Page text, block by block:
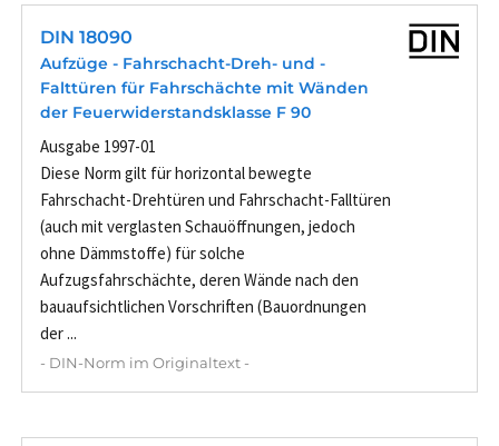
DIN 18090
Aufzüge - Fahrschacht-Dreh- und -
Falttüren für Fahrschächte mit Wänden
der Feuerwiderstandsklasse F 90
Ausgabe 1997-01
Diese Norm gilt für horizontal bewegte
Fahrschacht-Drehtüren und Fahrschacht-Falltüren
(auch mit verglasten Schauöffnungen, jedoch
ohne Dämmstoffe) für solche
Aufzugsfahrschächte, deren Wände nach den
bauaufsichtlichen Vorschriften (Bauordnungen
der ...
- DIN-Norm im Originaltext -